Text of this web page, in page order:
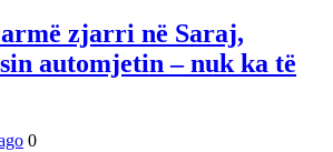
armë zjarri në Saraj,
automjetin – nuk ka të
0